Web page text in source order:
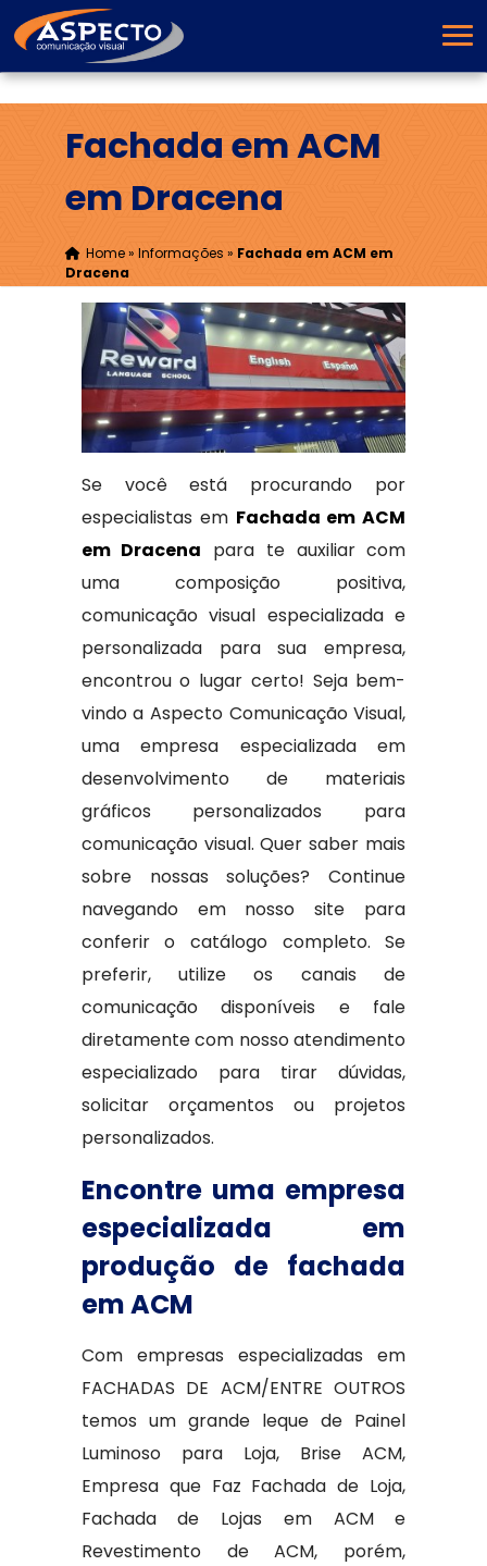
Fachada em ACM
em Dracena
Home» Informações » Fachada em ACM em
Dracena
Se você está procurando por
especialistas em Fachada em ACM
em Dracena para te auxiliar com
uma composição positiva,
comunicação visual especializada e
personalizada para sua empresa,
encontrou o lugar certo! Seja bem-
vindo a Aspecto Comunicação Visual,
uma empresa especializada em
desenvolvimento de materiais
gráficos personalizados para
comunicação visual. Quer saber mais
sobre nossas soluções? Continue
navegando em nosso site para
conferir o catálogo completo. Se
preferir, utilize os canais de
comunicação disponíveis e fale
diretamente com nosso atendimento
especializado para tirar dúvidas,
solicitar orçamentos ou projetos
personalizados.
Encontre uma empresa
especializada em
produção de fachada
em ACM
Com empresas especializadas em
FACHADAS DE ACM/ENTRE OUTROS
temos um grande leque de Painel
Luminoso para Loja, Brise ACM,
Empresa que Faz Fachada de Loja,
Fachada de Lojas em ACM e
Revestimento de ACM, porém,